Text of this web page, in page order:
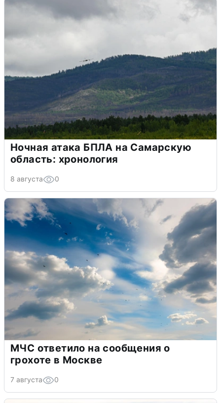
Ночная атака БПЛА на Самарскую
область: хронология
8 августа 0
МЧС ответило на сообщения о
грохоте в Москве
7 августа 0